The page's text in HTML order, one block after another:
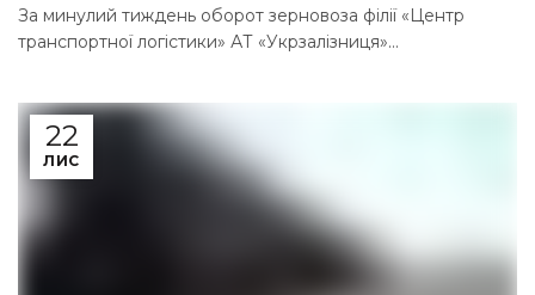
За минулий тиждень оборот зерновоза філії «Центр
транспортної логістики» АТ «Укрзалізниця»...
22
ЛИС